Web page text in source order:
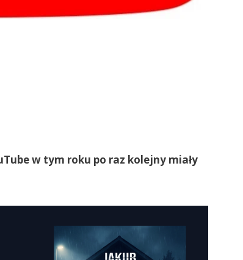
w tym roku po raz kolejny miały